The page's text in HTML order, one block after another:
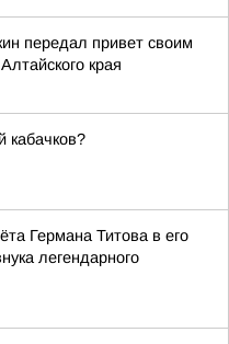
передал привет своим
края
кабачков?
Германа Титова в его
легендарного